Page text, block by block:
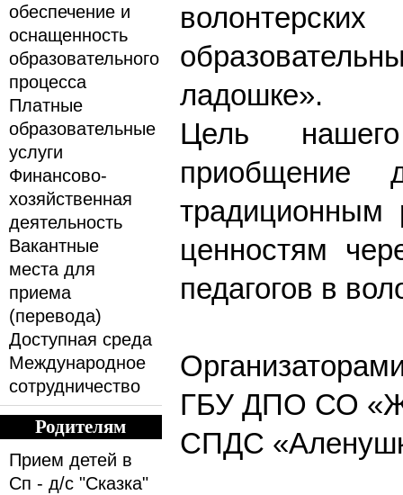
обеспечение и
оснащенность
образовательного
процесса
Платные
образовательные
услуги
Финансово-
хозяйственная
деятельность
Вакантные
места для
приема
(перевода)
Доступная среда
Международное
сотрудничество
Родителям
Прием детей в
Сп - д/с "Сказка"
ладошке».
Цель
приобщение
традиционным
ценностям
педагогов в
ГБУ ДПО СО
СПДС